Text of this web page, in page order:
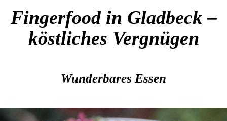
Fingerfood in Gladbeck –
köstliches Vergnügen
Wunderbares Essen